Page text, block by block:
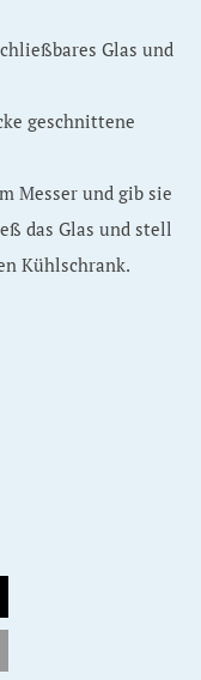
Glas und
geschnittene
Messer und gib sie
das Glas und stell
Kühlschrank.